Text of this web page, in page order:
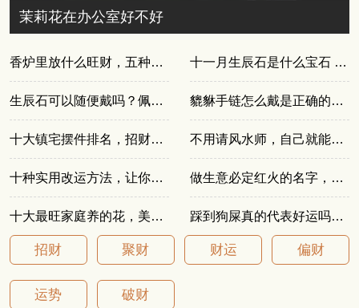
茉莉花在办公室好不好
香炉里放什么旺财，五种好物各有作用 十一月生辰石是什么宝石 招财最强的水晶有哪些
生辰石可以随便戴吗？佩戴禁忌与好处详解 貔貅手链怎么戴是正确的？左右手可别戴反
十大镇宅摆件排名，招财镇宅风水吉祥物 不用请风水师，自己就能找对家里的财位（附布置方法）
十种实用改运方法，让你的运势逐步变好 做生意必定红火的名字，聚财旺运不重名
十大最旺家庭养的花，美丽耐看还招财 踩到狗屎真的代表好运吗？风水说法全面解析
招财 聚财 财运 偏财
运势 破财